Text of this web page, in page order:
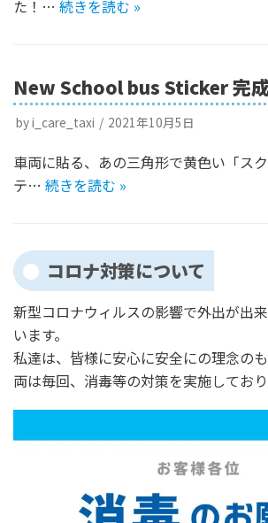
た！… 続きを読む »
New School bus Sticker 完
byi_care_taxi 2021年10月5日
車両に貼る、あの三角形で黄色い「ス
テ… 続きを読む »
コロナ対策について
新型コロナウィルスの影響で外出が出
います。
私達は、皆様に安心に安全にの理念の
両は毎回、消毒等の対策を実施しており